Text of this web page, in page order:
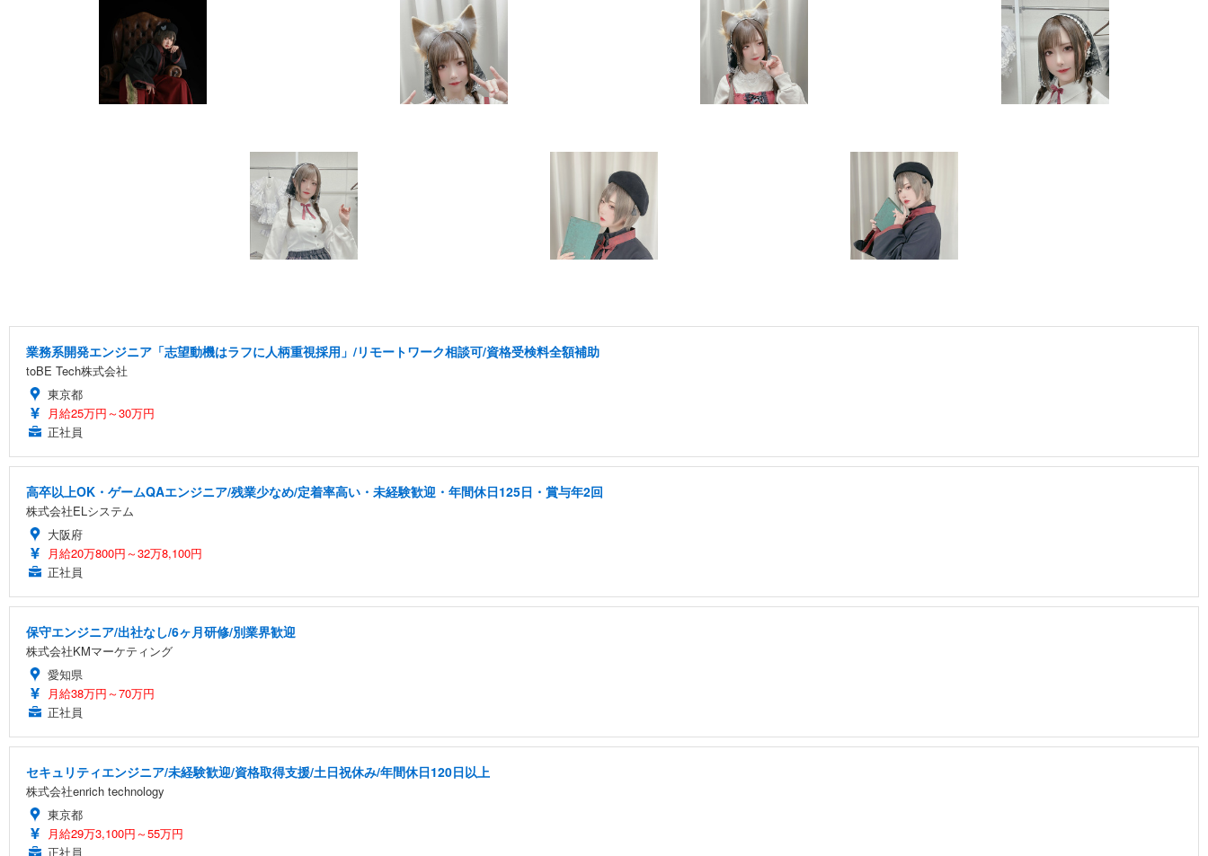
業務系開発エンジニア「志望動機はラフに人柄重視採用」/リモートワーク相談可/資格受検料全額補助
toBE Tech株式会社
東京都
月給25万円～30万円
正社員
高卒以上OK・ゲームQAエンジニア/残業少なめ/定着率高い・未経験歓迎・年間休日125日・賞与年2回
株式会社ELシステム
大阪府
月給20万800円～32万8,100円
正社員
保守エンジニア/出社なし/6ヶ月研修/別業界歓迎
株式会社KMマーケティング
愛知県
月給38万円～70万円
正社員
セキュリティエンジニア/未経験歓迎/資格取得支援/土日祝休み/年間休日120日以上
株式会社enrich technology
東京都
月給29万3,100円～55万円
正社員